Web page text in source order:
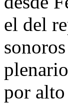
el del
por alto